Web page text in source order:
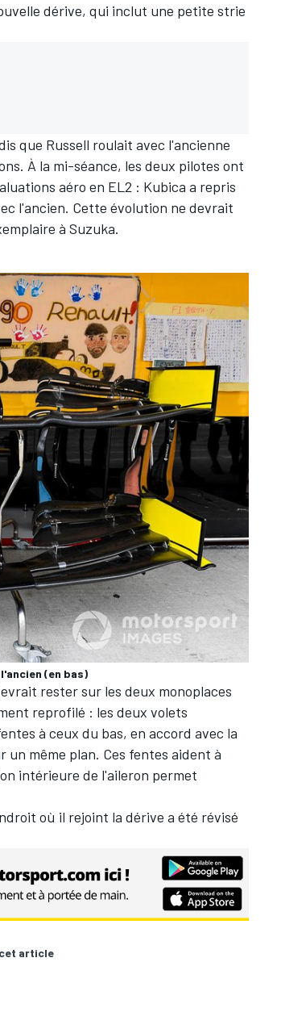
dérive, qui inclut une petite strie
que Russell roulait avec l'ancienne
À la mi-séance, les deux pilotes ont
aéro en EL2 : Kubica a repris
l'ancien. Cette évolution ne devrait
à Suzuka.
(en bas)
rester sur les deux monoplaces
reprofilé : les deux volets
à ceux du bas, en accord avec la
même plan. Ces fentes aident à
intérieure de l'aileron permet
où il rejoint la dérive a été révisé
article